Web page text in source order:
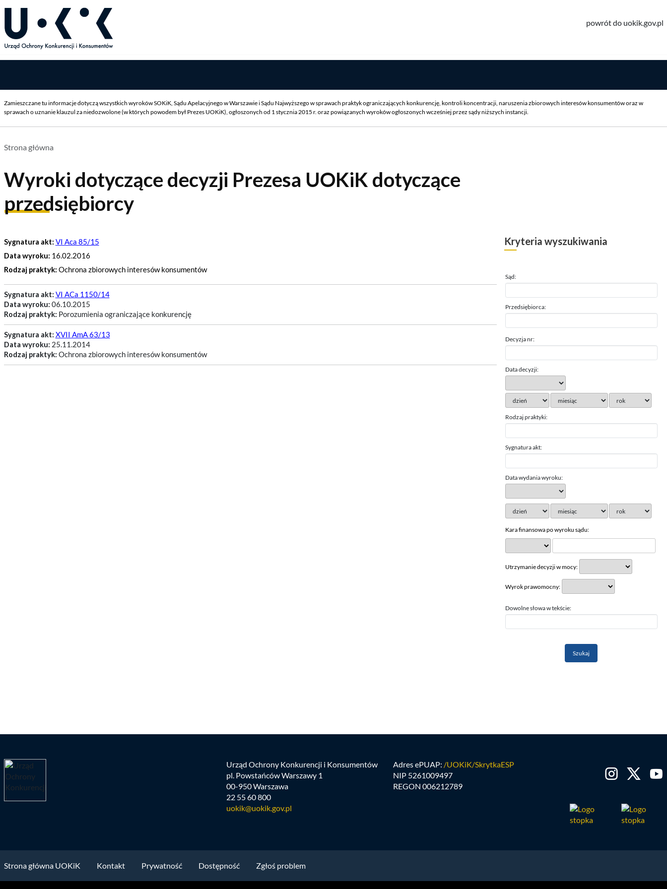
powrót do uokik.gov.pl
Zamieszczane tu informacje dotyczą wszystkich wyroków SOKiK, Sądu Apelacyjnego w Warszawie i Sądu Najwyższego w sprawach praktyk ograniczających konkurencję, kontroli koncentracji, naruszenia zbiorowych interesów konsumentów oraz w
sprawach o uznanie klauzul za niedozwolone (w których powodem był Prezes UOKiK), ogłoszonych od 1 stycznia 2015 r. oraz powiązanych wyroków ogłoszonych wcześniej przez sądy niższych instancji.
Strona główna
Wyroki dotyczące decyzji Prezesa UOKiK dotyczące
przedsiębiorcy
Sygnatura akt: VI Aca 85/15
Data wyroku: 16.02.2016
Rodzaj praktyk: Ochrona zbiorowych interesów konsumentów
Sygnatura akt: VI ACa 1150/14
Data wyroku: 06.10.2015
Rodzaj praktyk: Porozumienia ograniczające konkurencję
Sygnatura akt: XVII AmA 63/13
Data wyroku: 25.11.2014
Rodzaj praktyk: Ochrona zbiorowych interesów konsumentów
Kryteria wyszukiwania
Sąd:
Przedsiębiorca:
Decyzja nr:
Data decyzji:
Rodzaj praktyki:
Sygnatura akt:
Data wydania wyroku:
Kara finansowa po wyroku sądu:
Utrzymanie decyzji w mocy:
Wyrok prawomocny:
Dowolne słowa w tekście:
Urząd Ochrony Konkurencji i Konsumentów
pl. Powstańców Warszawy 1
00-950 Warszawa
22 55 60 800
uokik@uokik.gov.pl
Adres ePUAP: /UOKiK/SkrytkaESP
NIP 5261009497
REGON 006212789
Strona główna UOKiK Kontakt Prywatność Dostępność Zgłoś problem